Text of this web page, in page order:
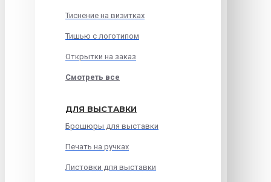
Тиснение на визитках
Тишью с логотипом
Открытки на заказ
Смотреть все
ДЛЯ ВЫСТАВКИ
Брошюры для выставки
Печать на ручках
Листовки для выставки